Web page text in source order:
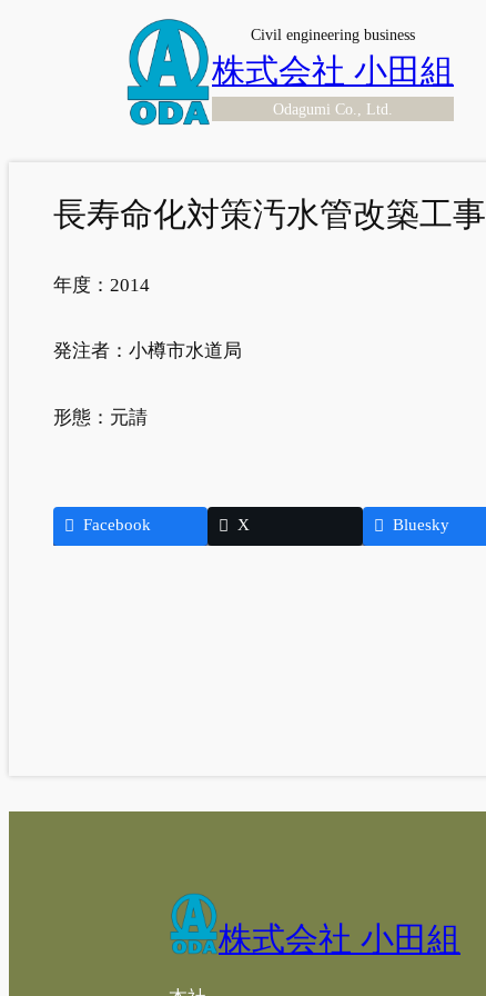
Civil engineering business
株式会社 小田組
Odagumi Co., Ltd.
長寿命化対策汚水管改築工事
年度： 2014
発注者： 小樽市水道局
形態： 元請
Facebook X Bluesky
株式会社 小田組